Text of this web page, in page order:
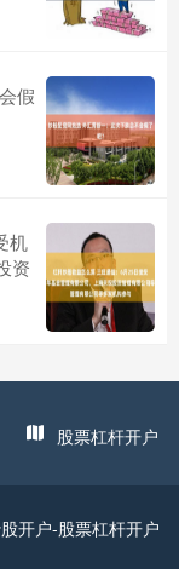
假
机
资
股票杠杆开户
开户-股票杠杆开户